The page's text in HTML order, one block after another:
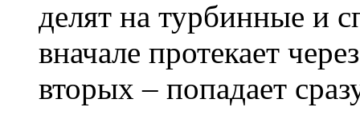
делят на турбинные и
вначале протекает
вторых – попадает